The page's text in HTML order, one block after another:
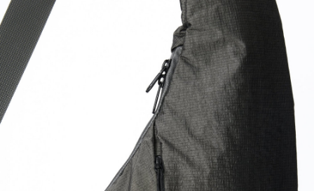
【「AFTEE先享後付」結帳流程】
１．於結帳方式選擇「AFTEE先享後付」後，將跳轉至「AFTEE先享後付」
結帳頁面，進行簡訊認證並確認金額後，即可完成結帳。
２．訂單成立數日內，您將收到繳費通知簡訊。
３．收到繳費通知簡訊後14天內，點擊此簡訊中的連結，可透過四大超商／
ATM／網路銀行／等多元方式進行付款，方視為交易完成。
※ 請注意：結帳手續完成當下不需立刻繳費，但若您需要取消訂單，請聯絡
購買商品的店家。未經商家同意取消之訂單仍視為有效，需透過AFTEE先享
※ 交易是否成功請以「AFTEE先享後付 」之結帳頁面顯示為準，若有關於
是否繳費成功／繳費後需取消欲退款等相關疑問，請聯繫「AFTEE先享後付
https://netprotections.freshdesk.com/support/home
１．透過由恩沛科技股份有限公司提供之「AFTEE先享後付」服務完成之交
每筆NT$60，滿NT$1,500(含以上)免運費
7-11取貨付款
每筆NT$60，滿NT$1,500(含以上)免運費
順豐速運宅配
每筆NT$100，滿NT$2,000(含以上)免運費
查看運費